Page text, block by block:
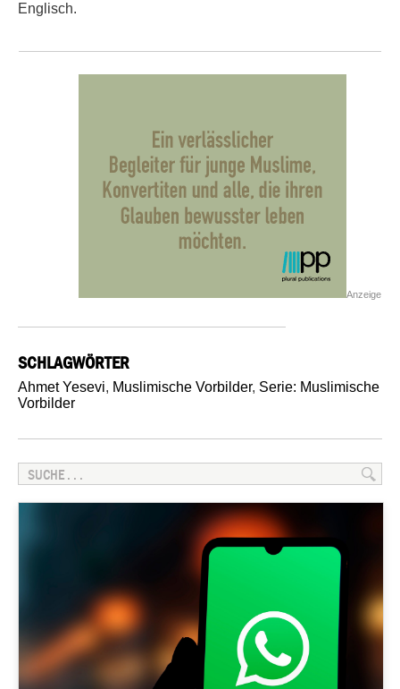
Englisch.
Anzeige
SCHLAGWÖRTER
Ahmet Yesevi, Muslimische Vorbilder, Serie: Muslimische
Vorbilder